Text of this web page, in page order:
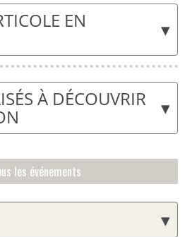
▾
EN
▾
À DÉCOUVRIR
les événements
▾